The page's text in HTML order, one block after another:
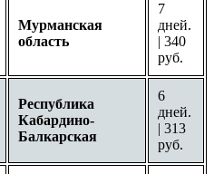
Мурманская
область
7
дней.
| 340
руб.
Республика
Кабардино-
Балкарская
6
дней.
| 313
руб.